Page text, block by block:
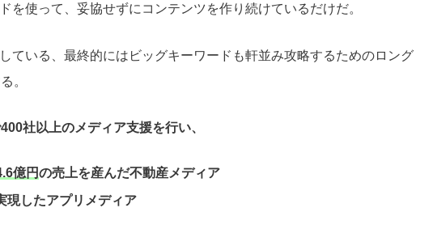
を使って、妥協せずにコンテンツを作り続けているだけだ。
ている、最終的にはビッグキーワードも軒並み攻略するためのロング
。
社以上のメディア支援を行い、
億円の売上を産んだ不動産メディア
現したアプリメディア